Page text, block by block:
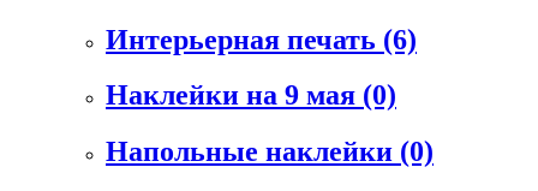
Интерьерная печать (6)
Наклейки на 9 мая (0)
Напольные наклейки (0)